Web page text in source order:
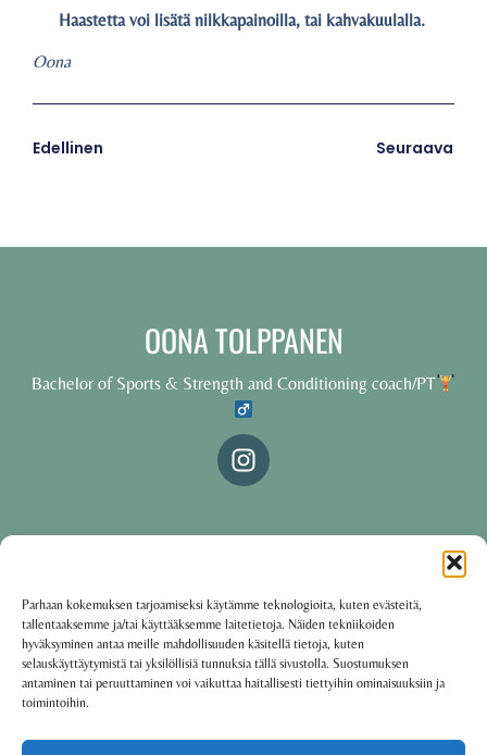
Parhaan kokemuksen tarjoamiseksi käytämme teknologioita, kuten evästeitä,
tallentaaksemme ja/tai käyttääksemme laitetietoja. Näiden tekniikoiden
hyväksyminen antaa meille mahdollisuuden käsitellä tietoja, kuten
selauskäyttäytymistä tai yksilöllisiä tunnuksia tällä sivustolla. Suostumuksen
antaminen tai peruuttaminen voi vaikuttaa haitallisesti tiettyihin ominaisuuksiin ja
toimintoihin.
Haastetta voi lisätä nilkkapainoilla, tai kahvakuulalla.
Oona
Edellinen Seuraava
OONA TOLPPANEN
Bachelor of Sports & Strength and Conditioning coach/PT
Käyttöehdot·Tietosuojakäytäntö